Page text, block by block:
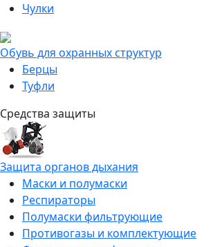
Чулки
Обувь для охранных структур
Берцы
Туфли
Средства защиты
Защита органов дыхания
Маски и полумаски
Респираторы
Полумаски фильтрующие
Противогазы и комплектующие